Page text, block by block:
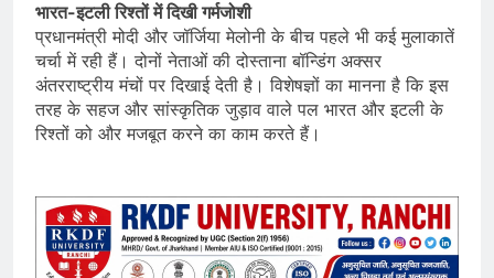
भारत-इटली रिश्तों में दिखी गर्मजोशी
प्रधानमंत्री मोदी और जॉर्जिया मेलोनी के बीच पहले भी कई मुलाकातें
चर्चा में रही हैं। दोनों नेताओं की दोस्ताना बॉन्डिंग अक्सर
अंतरराष्ट्रीय मंचों पर दिखाई देती है। विशेषज्ञों का मानना है कि इस
तरह के सहज और सांस्कृतिक जुड़ाव वाले पल भारत और इटली के
रिश्तों को और मजबूत करने का काम करते हैं।